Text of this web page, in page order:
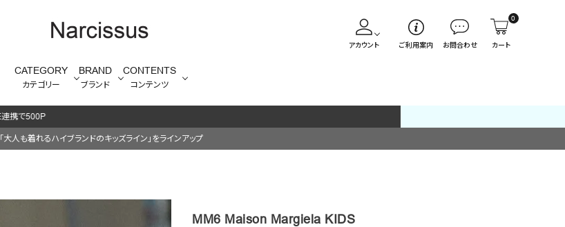
アカウント ご利用案内 お問合わせ
0
カート
CATEGORY
カテゴリー
BRAND
ブランド
CONTENTS
コンテンツ
毎週火/金はオリジナル・木はブランド入荷販売日
「大人も着れるハイブランドのキッズライン」をラインアップ
MM6 Maison Margiela KIDS